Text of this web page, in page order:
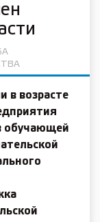
в возрасте
обучающей